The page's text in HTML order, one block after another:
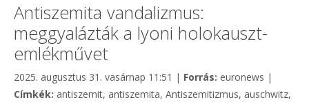
Antiszemita vandalizmus:
meggyalázták a lyoni holokauszt-
emlékművet
2025. augusztus 31. vasárnap 11:51 | Forrás: Kategória
euronews |
Címkék: Címkék
antiszemit, antiszemita, Antiszemitizmus, auschwitz,